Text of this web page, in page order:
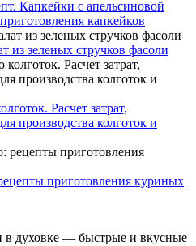
Капкейки с апельсиновой
капкейков
из зеленых стручков фасоли
Расчет затрат,
производства колготок и
приготовления куриных